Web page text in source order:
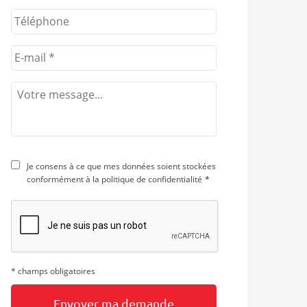
Je consens à ce que mes données soient stockées
conformément à la politique de confidentialité *
* champs obligatoires